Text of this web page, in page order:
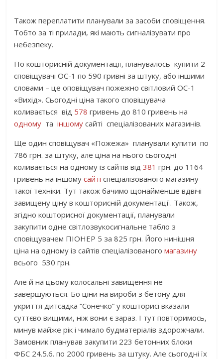
Також переплатити планували за засоби сповіщення.
Тобто за ті прилади, які мають сигналізувати про
небезпеку.
По кошторисній документації, планувалось купити 2
сповіщувачі ОС-1 по 590 гривні за штуку, або іншими
словами – це оповіщувач пожежно світловий ОС-1
«Вихід». Сьогодні ціна такого сповіщувача
коливається від 578 гривень до 810 гривень на
одному таіншому сайті спеціалізованих магазинів.
Ще один сповіщувач «Пожежа» планували купити по
786 грн. за штуку, але ціна на нього сьогодні
коливається на одному із сайтів від381 грн. до 1164
гривень на іншомусайті спеціалізованого магазину
такої техніки. Тут також бачимо щонайменше вдвічі
завищену ціну в кошторисній документації. Також,
згідно кошторисної документації, планували
закупити одне світлозвукосигнальне табло з
сповіщувачем ПІОНЕР 5 за 825 грн. Його нинішня
ціна на одному із сайтів спеціалізованогомагазину
всього 530 грн.
Але й на цьому колосальні завищення не
завершуються. Бо ціни на вироби з бетону для
укриття дитсадка “Сонечко” у кошторисі вказали
суттєво вищими, ніж вони є зараз. І тут повторимось,
минув майже рік і чимало будматеріалів здорожчали.
Замовник планував закупити 223 бетонних блоки
ФБС 24.5.6. по 2000 гривень за штуку. Але сьогодні їх